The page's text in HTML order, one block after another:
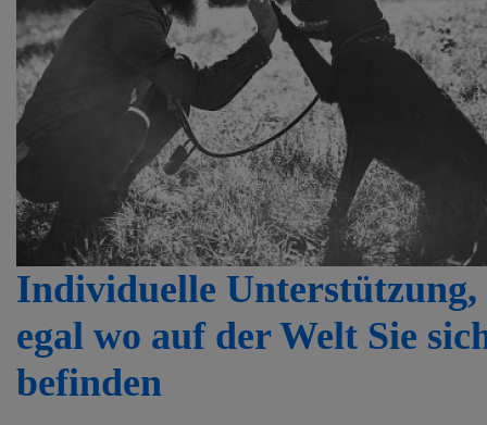
Individuelle Unterstützung,
egal wo auf der Welt Sie
befinden